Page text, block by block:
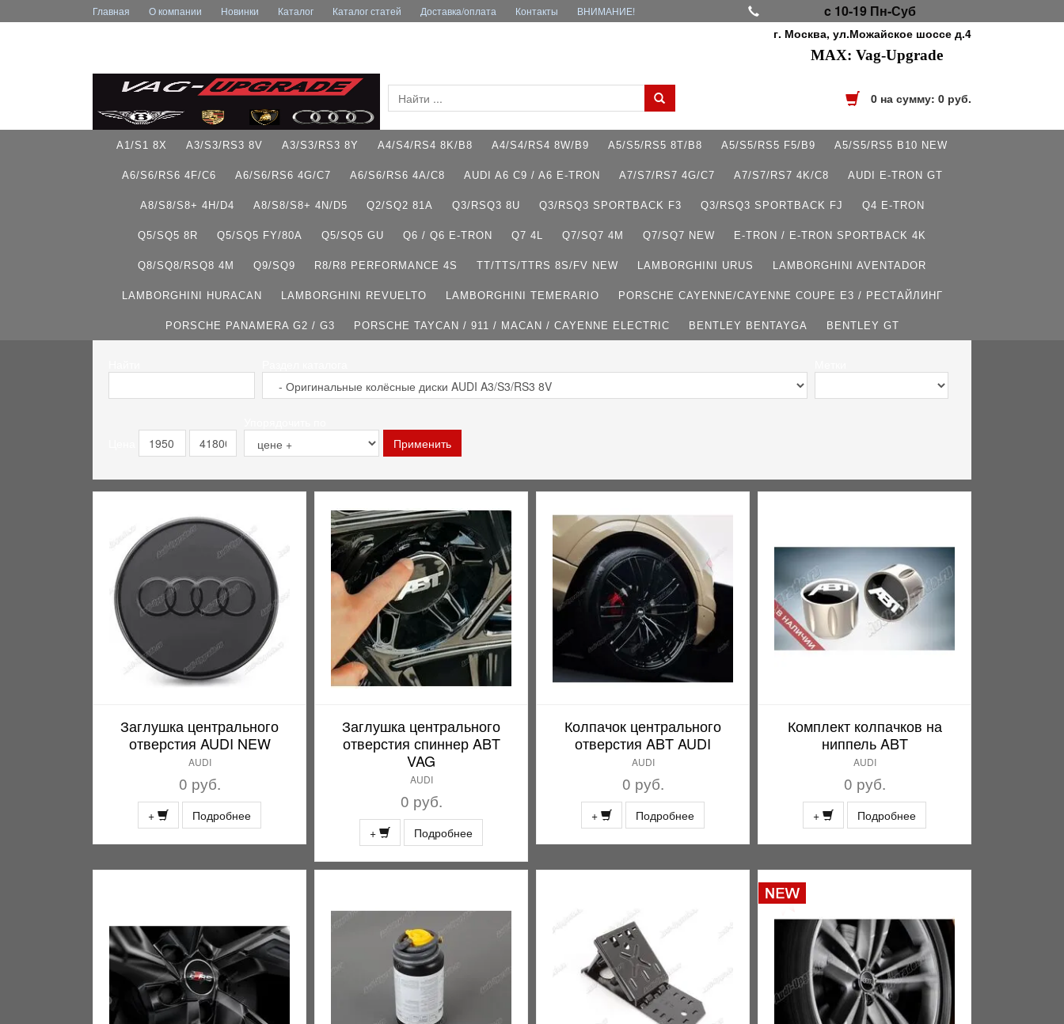
Главная О компании Новинки Каталог Каталог статей Доставкa/оплата Контакты ВНИМАНИЕ! c 10-19 Пн-Суб
г. Москва, ул.Можайское шоссе д.4
MAX: Vag-Upgrade
0на сумму: 0руб.
A1/S1 8X A3/S3/RS3 8V A3/S3/RS3 8Y A4/S4/RS4 8K/B8 A4/S4/RS4 8W/B9 A5/S5/RS5 8T/B8 A5/S5/RS5 F5/B9 A5/S5/RS5 B10 NEW
A6/S6/RS6 4F/C6 A6/S6/RS6 4G/C7 A6/S6/RS6 4A/C8 AUDI A6 C9 / A6 E-TRON A7/S7/RS7 4G/C7 A7/S7/RS7 4K/C8 AUDI E-TRON GT
A8/S8/S8+ 4H/D4 A8/S8/S8+ 4N/D5 Q2/SQ2 81A Q3/RSQ3 8U Q3/RSQ3 SPORTBACK F3 Q3/RSQ3 SPORTBACK FJ Q4 E-TRON
Q5/SQ5 8R Q5/SQ5 FY/80A Q5/SQ5 GU Q6 / Q6 E-TRON Q7 4L Q7/SQ7 4M Q7/SQ7 NEW E-TRON / E-TRON SPORTBACK 4K
Q8/SQ8/RSQ8 4M Q9/SQ9 R8/R8 PERFORMANCE 4S TT/TTS/TTRS 8S/FV NEW LAMBORGHINI URUS LAMBORGHINI AVENTADOR
LAMBORGHINI HURACAN LAMBORGHINI REVUELTO LAMBORGHINI TEMERARIO PORSCHE CAYENNE/CAYENNE COUPE E3 / РЕСТАЙЛИНГ
PORSCHE PANAMERA G2 / G3 PORSCHE TAYCAN / 911 / MACAN / CAYENNE ELECTRIC BENTLEY BENTAYGA BENTLEY GT
Заглушка центрального
отверстия AUDI NEW
AUDI
0 руб.
+ Подробнее
Заглушка центрального
отверстия спиннер ABT
VAG
AUDI
0 руб.
+ Подробнее
Колпачок центрального
отверстия ABT AUDI
AUDI
0 руб.
+ Подробнее
Комплект колпачков на
ниппель ABT
AUDI
0 руб.
+ Подробнее